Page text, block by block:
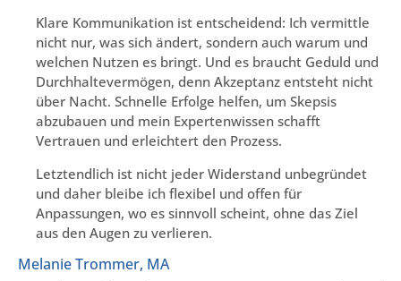
Klare Kommunikation ist entscheidend: Ich vermittle
nicht nur, was sich ändert, sondern auch warum und
welchen Nutzen es bringt. Und es braucht Geduld und
Durchhaltevermögen, denn Akzeptanz entsteht nicht
über Nacht. Schnelle Erfolge helfen, um Skepsis
abzubauen und mein Expertenwissen schafft
Vertrauen und erleichtert den Prozess.
Letztendlich ist nicht jeder Widerstand unbegründet
und daher bleibe ich flexibel und offen für
Anpassungen, wo es sinnvoll scheint, ohne das Ziel
aus den Augen zu verlieren.
Melanie Trommer, MA